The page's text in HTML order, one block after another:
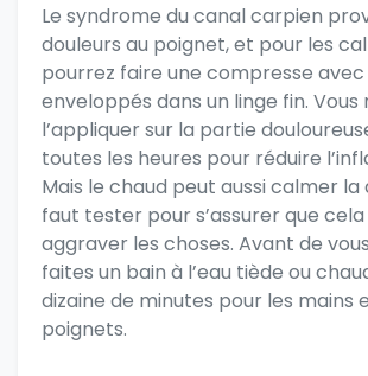
Le syndrome du canal carpien
douleurs au poignet, et pour les
pourrez faire une compresse avec
enveloppés dans un linge fin. Vous
l’appliquer sur la partie
toutes les heures pour réduire
Mais le chaud peut aussi calmer la
faut tester pour s’assurer que
aggraver les choses. Avant de
faites un bain à l’eau tiède ou
dizaine de minutes pour les mains
poignets.